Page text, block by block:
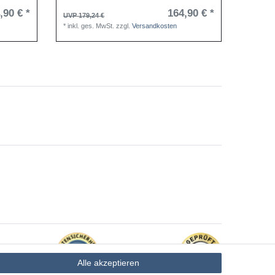
€ * UVP 179,24 € 164,90 € *
*inkl. ges. MwSt. zzgl.Versandkosten
Alle akzeptieren